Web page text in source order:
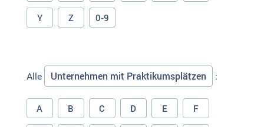
Y Z 0-9
Alle Unternehmen mit Praktikumsplätzen :
A B C D E F